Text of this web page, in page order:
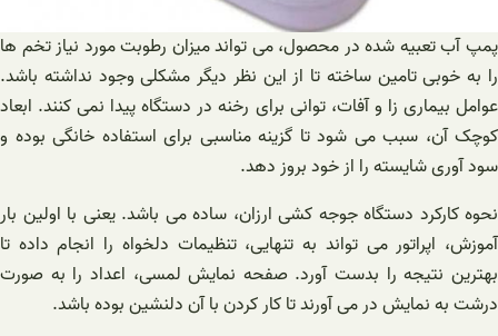
پمپ آب تعبیه شده در محصول، می تواند میزان رطوبت مورد نیاز تخم ها
را به خوبی تامین ساخته تا از این نظر دیگر مشکلی وجود نداشته باشد.
عوامل بیماری زا و آفات، توانی برای رخنه در دستگاه پیدا نمی کنند. ابعاد
کوچک آن، سبب می شود تا گزینه مناسبی برای استفاده خانگی بوده و
سود آوری شایسته را از خود بروز دهد.
نحوه کارکرد دستگاه جوجه کشی ارزان، ساده می باشد. یعنی با اولین بار
آموزش، اپراتور می تواند به تنهایی، تنظیمات دلخواه را انجام داده تا
بهترین نتیجه را بدست آورد. صفحه نمایش لمسی، اعداد را به صورت
درشت به نمایش در می آورند تا کار کردن با آن دلنشین بوده باشد.